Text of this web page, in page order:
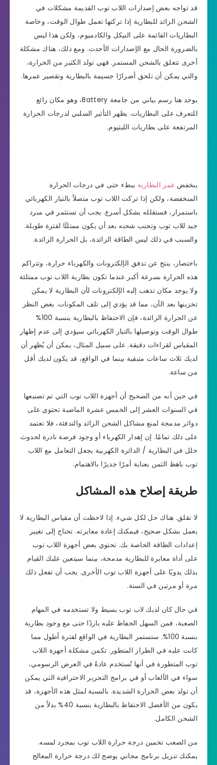
قد تواجه بعض إصدارات اللاب توب القديمة مشكلات في
الشحن الزائد للبطارية إذا تركتها تعمل طوال الوقت، وخاصة
البطاريات القائمة على النيكل والكادميوم، ولكن هذا ليس
بالضرورة الحال مع الإصدارات الأحدث. ومع ذلك، هناك مشكلة
أخرى تتعلق بالشحن المستمر. فهي تولد الكثير من الحرارة،
والتي يمكن أن تلحق أضرارًا جسيمة بالبطارية وتقصير عمرها.
يوجد هنا رسم بياني من جامعة Battery، وهو مكان رائع
للتعرف على البطاريات. يظهر التأثير السلبي لدرجات الحرارة
المرتفعة على بطاريات الليثيوم.
ينخفض عمر البطارية ببطء حتى في درجات الحرارة
المنخفضة، ولكن إذا تركت اللاب توب متصلاً بالتيار الكهربائي
باستمرار، فستقلله بشكل أسرع. يجب أن تستثمر في مبرد
جيد للاب توب وتجنب شحنه بعد أن يكون ممتلئًا لفترة طويلة.
والسبب في ذلك ليس الطاقة الزائدة، بل الحرارة الزائدة.
باختصار، ينتج عن تدفق الإلكترونات والكهرباء حرارة، وتتراكم
هذه الحرارة بسرعة أكبر عندما تكون بطارية اللاب توب ممتلئة
ولا يوجد مكان تذهب إليه الإلكترونات لأن البطارية لا يمكن
تخزينها بعد الآن، مما قد يؤدي إلى تلف المكونات. بغض النظر
عن الحرارة الزائدة، فإن الاحتفاظ بالبطارية بنسبة 100%
طوال الوقت وتوصيلها بالتيار الكهربائي سيؤدي إلى عدم إظهار
المقياس لقراءات دقيقة. على سبيل المثال، يمكن أن يُظهر أن
لديك ثلاث ساعات متبقية بينما في الواقع، قد يكون لديك أقل
من ساعة.
في حين أنه من الصحيح أن أجهزة اللاب توب التي تم تصنيعها
في السنوات العشر إلى الخمس عشرة الماضية تحتوي على
دوائر مدمجة لمنع مشاكل الشحن الزائد والتدفئة، فلا تعتمد
على ذلك تمامًا. إن إهدار الكهرباء أو وجود فرصة نادرة لحدوث
خلل في البطارية / الدائرة الكهربية يجعل التعامل مع اللاب
توب باهظ الثمن بعناية أمرًا جديرًا بالاهتمام.
طريقة إصلاح هذه المشاكل
لا تقلق. هناك حل لكل شيء. إذا لاحظت أن مقياس البطارية لا
يعمل بشكل صحيح، فيمكنك إعادة معايرته. تحتاج إلى تغيير
إعدادات الطاقة الخاصة بك. تحتوي بعض أجهزة اللاب توب
على أداة معايرة للبطارية مدمجة، بينما سيتعين عليك القيام
بذلك يدويًا على أجهزة اللاب توب الأخرى. يجب أن تفعل ذلك
مرة أو مرتين في السنة.
في حال كان لديك لاب توب بسيط ولا تستخدمه في المهام
الصعبة، فمن السهل الحفاظ عليه باردًا حتى مع وجود بطارية
بنسبة 100%. ستستمر البطارية في الواقع لفترة أطول مما
كانت عليه في الطراز المتطور. تكمن مشكلة أجهزة اللاب
توب المتطورة في أنها تُستخدم عادةً في العرض الرسومي،
سواء في الألعاب أو في برامج التحرير الاحترافية التي يمكن
أن تولد بعض الحرارة الشديدة. بالنسبة لمثل هذه الأجهزة، قد
يكون من الأفضل الاحتفاظ بالبطارية بنسبة 40% بدلاً من
الشحن الكامل.
من الصعب تخمين درجة حرارة اللاب توب بمجرد لمسه.
يمكنك تنزيل برنامج مجاني يوضح لك درجة حرارة المعالج